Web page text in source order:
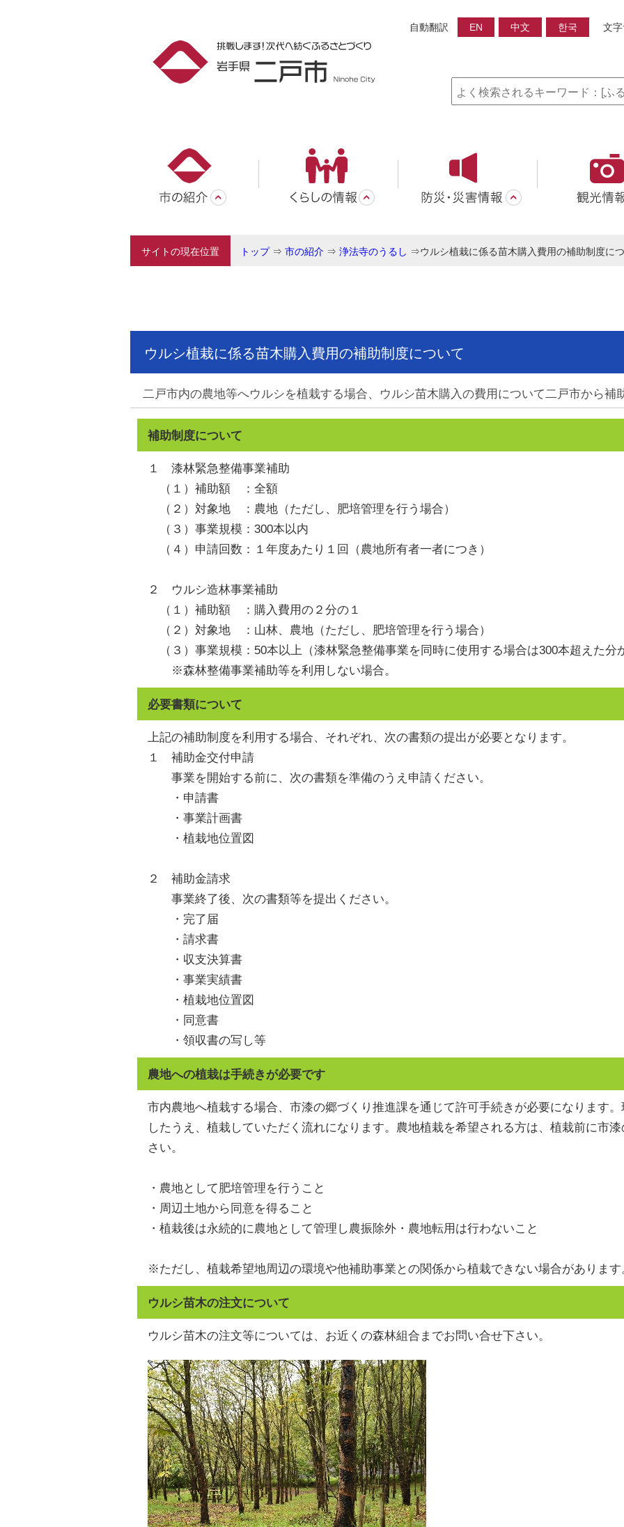
自動翻訳 EN 中文 한국 文
サイトの現在位置 トップ⇒ 市の紹介 ⇒ 浄法寺のうるし ⇒ウルシ植栽に係る苗木購入費用の補助制度に
ウルシ植栽に係る苗木購入費用の補助制度について
二戸市内の農地等へウルシを植栽する場合、ウルシ苗木購入の費用について二戸市から補
補助制度について
１ 漆林緊急整備事業補助
（１）補助額 ：全額
（２）対象地 ：農地（ただし、肥培管理を行う場合）
（３）事業規模：300本以内
（４）申請回数：１年度あたり１回（農地所有者一者につき）
２ ウルシ造林事業補助
（１）補助額 ：購入費用の２分の１
（２）対象地 ：山林、農地（ただし、肥培管理を行う場合）
（３）事業規模：50本以上（漆林緊急整備事業を同時に使用する場合は300本超えた分
※森林整備事業補助等を利用しない場合。
必要書類について
上記の補助制度を利用する場合、それぞれ、次の書類の提出が必要となります。
１ 補助金交付申請
事業を開始する前に、次の書類を準備のうえ申請ください。
・申請書
・事業計画書
・植栽地位置図
２ 補助金請求
事業終了後、次の書類等を提出ください。
・完了届
・請求書
・収支決算書
・事業実績書
・植栽地位置図
・同意書
・領収書の写し等
農地への植栽は手続きが必要です
市内農地へ植栽する場合、市漆の郷づくり推進課を通じて許可手続きが必要になります
したうえ、植栽していただく流れになります。農地植栽を希望される方は、植栽前に市
さい。
・農地として肥培管理を行うこと
・周辺土地から同意を得ること
・植栽後は永続的に農地として管理し農振除外・農地転用は行わないこと
※ただし、植栽希望地周辺の環境や他補助事業との関係から植栽できない場合があります
ウルシ苗木の注文について
ウルシ苗木の注文等については、お近くの森林組合までお問い合せ下さい。